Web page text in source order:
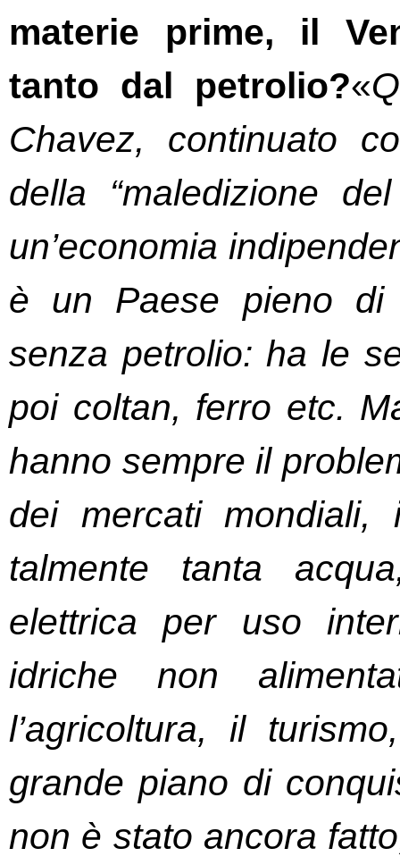
materie prime, il
tanto dal petrolio?«
Chavez, continuato
della “maledizione
un’economia
è un Paese pieno di
senza petrolio: ha le
poi coltan, ferro etc.
hanno sempre il
dei mercati mondiali,
talmente tanta
elettrica per uso
idriche non
l’agricoltura, il
grande piano di
non è stato ancora